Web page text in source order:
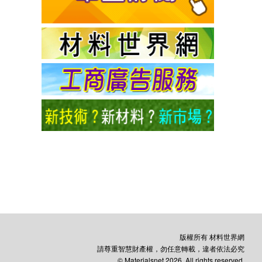
版權所有 材料世界網
請尊重智慧財產權，勿任意轉載，違者依法必究
© Materialsnet 2026. All rights reserved.